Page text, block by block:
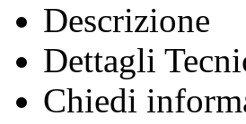
Descrizione
Dettagli
Chiedi